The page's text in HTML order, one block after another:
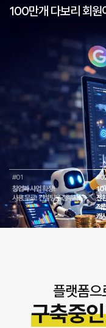
이제 더이상! 마케팅
#01
창업과 사업 확장!
사용 무료! 컨설팅은 정부지원!
전
적
캐
플랫폼으
구축중